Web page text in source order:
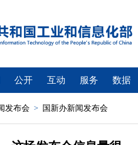
公开 互动 服务 数据
发布会 > 国新办新闻发布会